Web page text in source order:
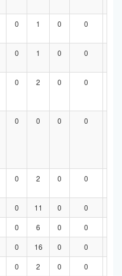
0 1 0 0
0 1 0 0
0 2 0 0
0 0 0 0
0 2 0 0
0 11 0 0
0 6 0 0
0 16 0 0
0 2 0 0